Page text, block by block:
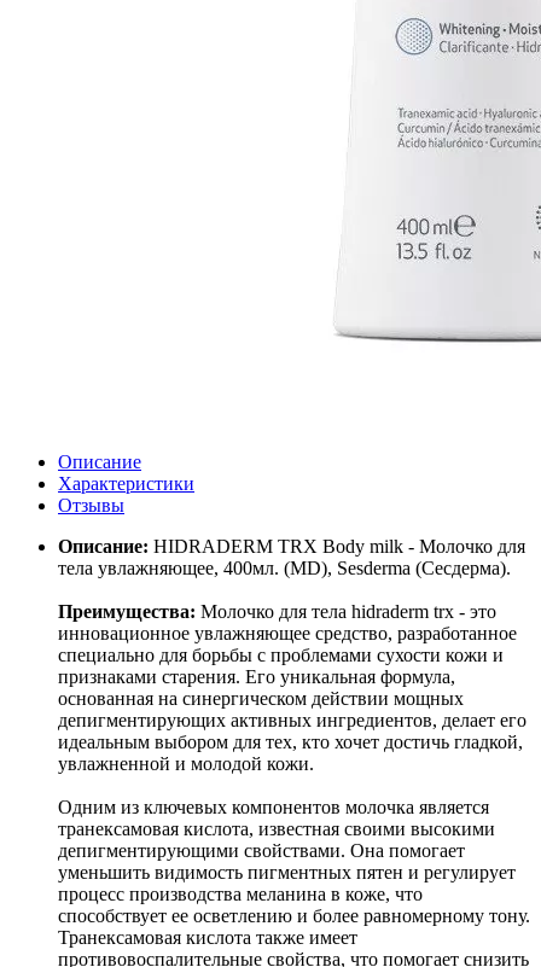
Описание
Характеристики
Отзывы
Описание: HIDRADERM TRX Body milk - Молочко для
тела увлажняющее, 400мл. (MD), Sesderma (Сесдерма).
Преимущества: Молочко для тела hidraderm trx - это
инновационное увлажняющее средство, разработанное
специально для борьбы с проблемами сухости кожи и
признаками старения. Его уникальная формула,
основанная на синергическом действии мощных
депигментирующих активных ингредиентов, делает его
идеальным выбором для тех, кто хочет достичь гладкой,
увлажненной и молодой кожи.
Одним из ключевых компонентов молочка является
транексамовая кислота, известная своими высокими
депигментирующими свойствами. Она помогает
уменьшить видимость пигментных пятен и регулирует
процесс производства меланина в коже, что
способствует ее осветлению и более равномерному тону.
Транексамовая кислота также имеет
противовоспалительные свойства, что помогает снизить